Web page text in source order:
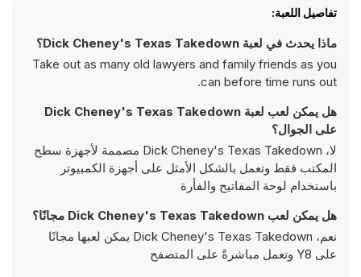
تفاصيل اللعبة:
ماذا يحدث في لعبة Dick Cheney's Texas Takedown؟
Take out as many old lawyers and family friends as you
can before time runs out.
هل يمكن لعب لعبة Dick Cheney's Texas Takedown
على الجوال؟
لا، Dick Cheney's Texas Takedown مصممة لأجهزة سطح
المكتب فقط وتعمل بالشكل الأمثل على أجهزة الكمبيوتر
باستخدام لوحة المفاتيح والفأرة
هل يمكن لعب Dick Cheney's Texas Takedown مجانًا؟
نعم، Dick Cheney's Texas Takedown يمكن لعبها مجانًا
على Y8 وتعمل مباشرةً على المتصفح